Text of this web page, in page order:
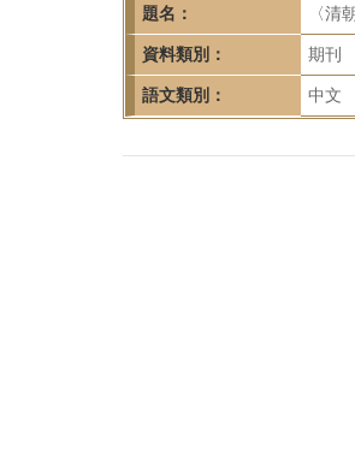
題名： 〈清
資料類別： 期刊
語文類別： 中文